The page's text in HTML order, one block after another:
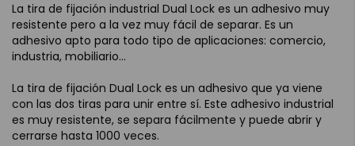
La tira de fijación industrial Dual Lock es un adhesivo muy
resistente pero a la vez muy fácil de separar. Es un
adhesivo apto para todo tipo de aplicaciones: comercio,
industria, mobiliario...
La tira de fijación Dual Lock es un adhesivo que ya viene
con las dos tiras para unir entre sí. Este adhesivo industrial
es muy resistente, se separa fácilmente y puede abrir y
cerrarse hasta 1000 veces.